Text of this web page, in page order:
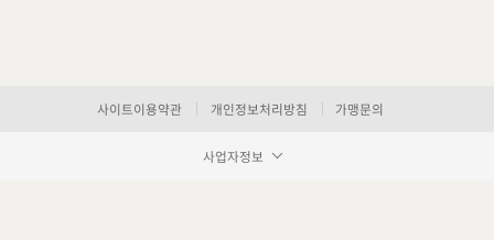
사이트이용약관 개인정보처리방침 가맹문의
사업자정보